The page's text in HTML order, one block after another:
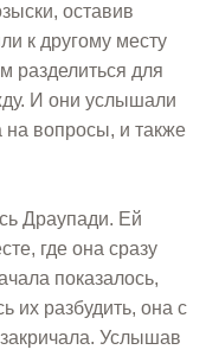
оставив
к другому месту
разделиться для
И они услышали
на вопросы, и также
Драупади. Ей
где она сразу
показалось,
их разбудить, она с
Услышав